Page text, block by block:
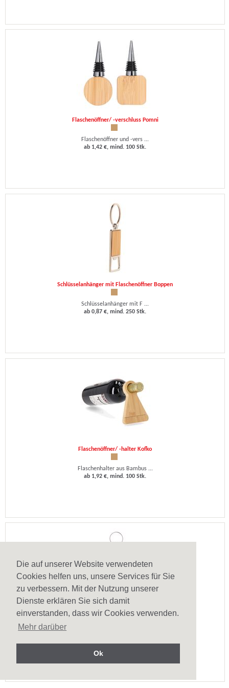
Die auf unserer Website verwendeten
Cookies helfen uns, unsere Services für Sie
zu verbessern. Mit der Nutzung unserer
Dienste erklären Sie sich damit
einverstanden, dass wir Cookies verwenden.
Mehr darüber
Ok
Flaschenöffner/ -verschluss Pomni
Flaschenöffner und -vers ...
ab 1,42 €, mind. 100 Stk.
Schlüsselanhänger mit Flaschenöffner Boppen
Schlüsselanhänger mit F ...
ab 0,87 €, mind. 250 Stk.
Flaschenöffner/ -halter Kofko
Flaschenhalter aus Bambus ...
ab 1,92 €, mind. 100 Stk.
Mini Schlüsselanhänger Flaschenöffner Sukubo